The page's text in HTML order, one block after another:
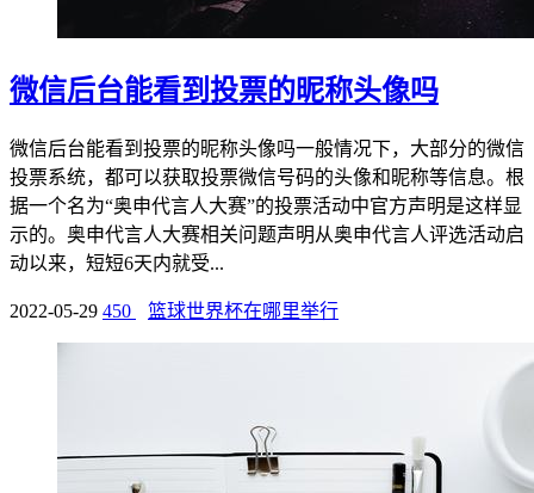
微信后台能看到投票的昵称头像吗
微信后台能看到投票的昵称头像吗一般情况下，大部分的微信
投票系统，都可以获取投票微信号码的头像和昵称等信息。根
据一个名为“奥申代言人大赛”的投票活动中官方声明是这样显
示的。奥申代言人大赛相关问题声明从奥申代言人评选活动启
动以来，短短6天内就受...
2022-05-29 450 篮球世界杯在哪里举行